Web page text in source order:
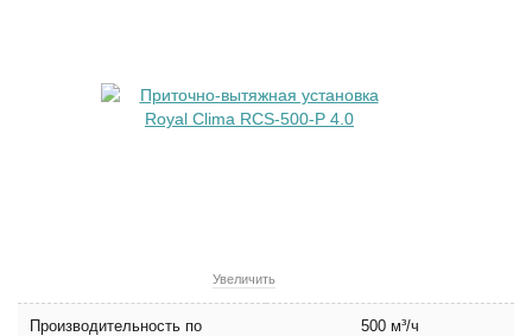
Увеличить
Производительность по
500 м³/ч